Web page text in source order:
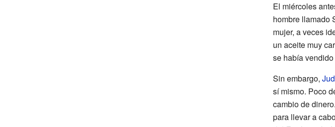
El miércoles
hombre llamado
mujer, a veces
un aceite muy
se había
Sin embargo,
sí mismo. Poco
cambio de
para llevar a